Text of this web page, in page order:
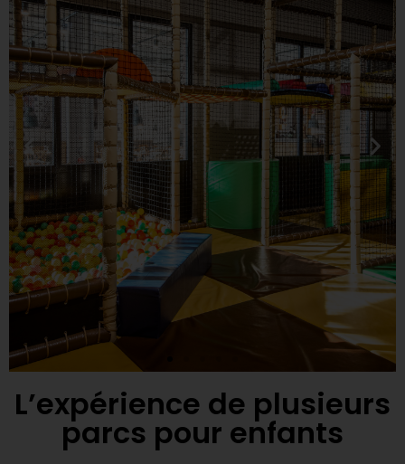
L’expérience de plusieurs
parcs pour enfants